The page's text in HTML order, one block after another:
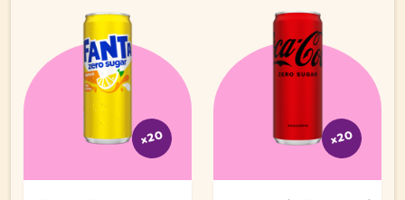
x20 x20